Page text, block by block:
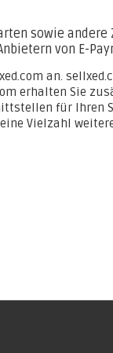
sowie
von E-
an.
erhalten Sie
für Ihren
Vielzahl